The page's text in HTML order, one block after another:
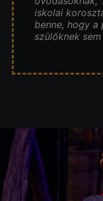
iskolai
benne, hogy a
szülőknek